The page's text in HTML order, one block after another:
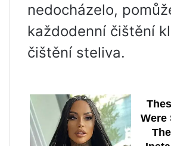
nedocházelo,
každodenní čištění
čištění steliva.